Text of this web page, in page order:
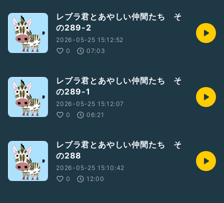
レブラ君とあやしい仲間たち そ
の289-2
2026-05-25 15:12:52
0
07:03
レブラ君とあやしい仲間たち そ
の289-1
2026-05-25 15:12:07
0
06:21
レブラ君とあやしい仲間たち そ
の288
2026-05-25 15:10:42
0
12:00